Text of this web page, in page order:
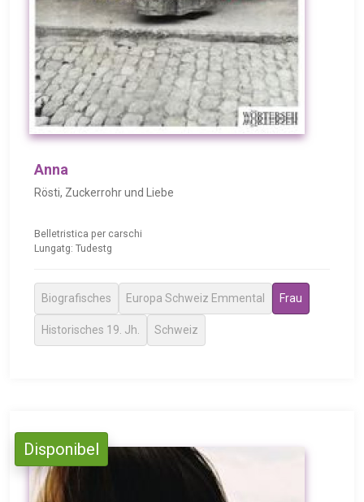
Anna
Rösti, Zuckerrohr und Liebe
Belletristica per carschi
Lungatg: Tudestg
Biografisches Europa Schweiz Emmental Frau
Historisches 19. Jh. Schweiz
Disponibel